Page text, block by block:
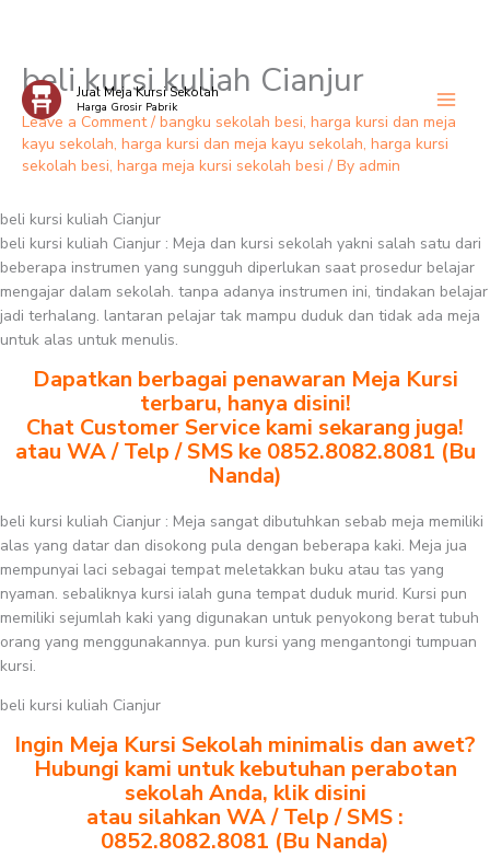
Skip
content
Jual Meja Kursi Sekolah
Harga Grosir Pabrik
beli kursi kuliah Cianjur
Leave a Comment / bangku sekolah besi, harga kursi dan meja
kayu sekolah, harga kursi dan meja kayu sekolah, harga kursi
sekolah besi, harga meja kursi sekolah besi / By admin
beli kursi kuliah Cianjur
beli kursi kuliah Cianjur : Meja dan kursi sekolah yakni salah satu dari
beberapa instrumen yang sungguh diperlukan saat prosedur belajar
mengajar dalam sekolah. tanpa adanya instrumen ini, tindakan belajar
jadi terhalang. lantaran pelajar tak mampu duduk dan tidak ada meja
untuk alas untuk menulis.
Dapatkan berbagai penawaran Meja Kursi
terbaru, hanya disini!
Chat Customer Service kami sekarang juga!
atau WA / Telp / SMS ke 0852.8082.8081 (Bu
Nanda)
beli kursi kuliah Cianjur : Meja sangat dibutuhkan sebab meja memiliki
alas yang datar dan disokong pula dengan beberapa kaki. Meja jua
mempunyai laci sebagai tempat meletakkan buku atau tas yang
nyaman. sebaliknya kursi ialah guna tempat duduk murid. Kursi pun
memiliki sejumlah kaki yang digunakan untuk penyokong berat tubuh
orang yang menggunakannya. pun kursi yang mengantongi tumpuan
kursi.
beli kursi kuliah Cianjur
Ingin Meja Kursi Sekolah minimalis dan awet?
Hubungi kami untuk kebutuhan perabotan
sekolah Anda, klik disini
atau silahkan WA / Telp / SMS :
0852.8082.8081 (Bu Nanda)